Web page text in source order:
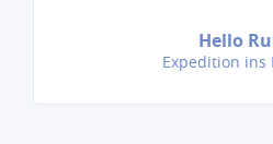
Hello
Expedition ins